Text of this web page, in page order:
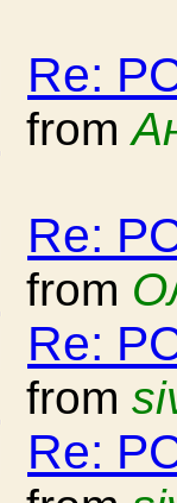
Re:
from
Re:
from
Re:
from
Re: